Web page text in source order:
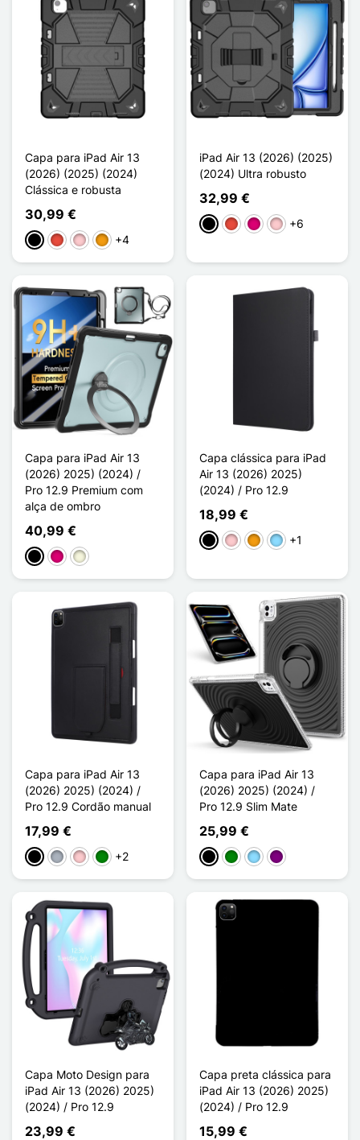
Capa para iPad Air 13
(2026) (2025) (2024)
Clássica e robusta
30,99 €
PretoVermelho
RosaLaranja
+4
iPad Air 13 (2026) (2025)
(2024) Ultra robusto
32,99 €
PretoVermelho
Magenta
Rosa+6
Capa para iPad Air 13
(2026) 2025) (2024) /
Pro 12.9 Premium com
alça de ombro
40,99 €
PretoMagenta
Bege
Capa clássica para iPad
Air 13 (2026) 2025)
(2024) / Pro 12.9
18,99 €
PretoRosaLaranjaAzul Claro
+1
Capa para iPad Air 13
(2026) 2025) (2024) /
Pro 12.9 Cordão manual
17,99 €
PretoCinzento
RosaVerde
+2
Capa para iPad Air 13
(2026) 2025) (2024) /
Pro 12.9 Slim Mate
25,99 €
PretoVerdeAzul Claro
Púrpura
Capa Moto Design para
iPad Air 13 (2026) 2025)
(2024) / Pro 12.9
23,99 €
Capa preta clássica para
iPad Air 13 (2026) 2025)
(2024) / Pro 12.9
15,99 €